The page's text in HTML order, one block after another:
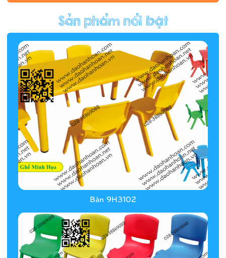
Hàng rào/nhà banh 9H5412
Bàn 9H3102